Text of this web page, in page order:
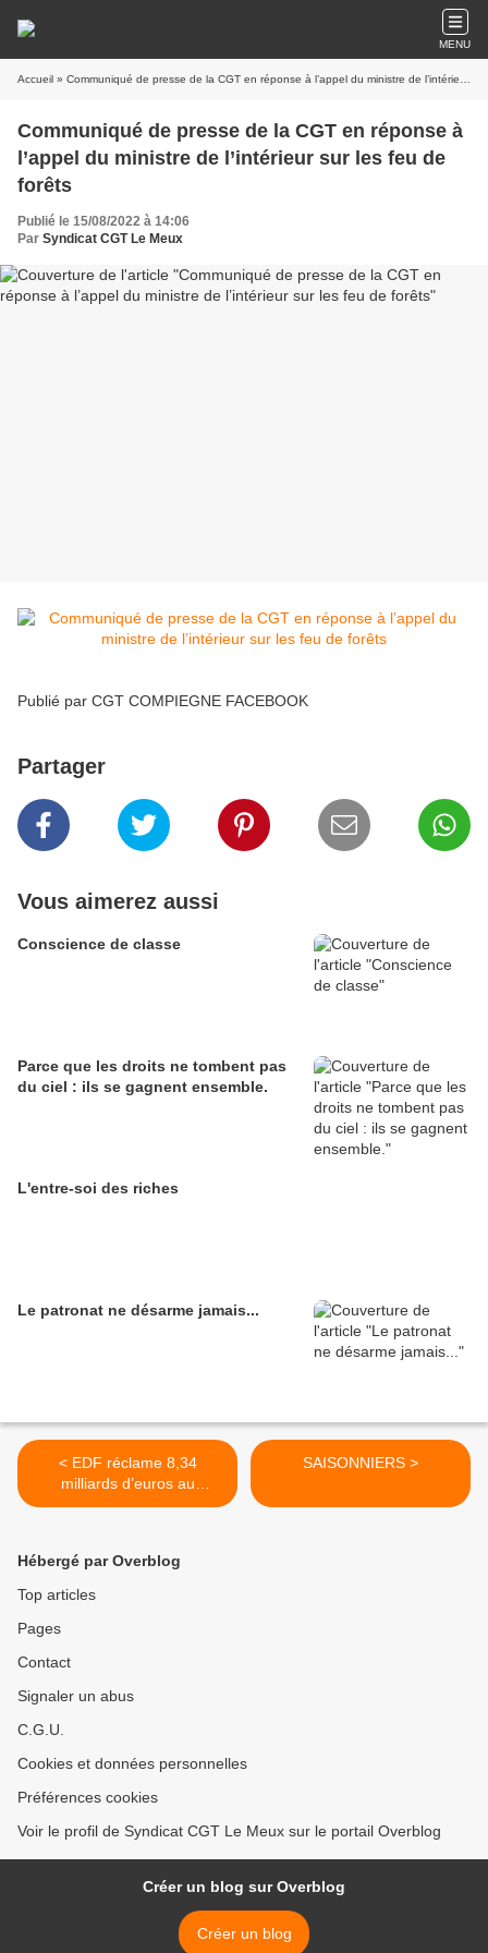
MENU
Accueil » Communiqué de presse de la CGT en réponse à l’appel du ministre de l’intérieur sur les feu de forêts
Communiqué de presse de la CGT en réponse à
l’appel du ministre de l’intérieur sur les feu de
forêts
Publié le 15/08/2022 à 14:06
Par Syndicat CGT Le Meux
Publié par CGT COMPIEGNE FACEBOOK
Partager
Vous aimerez aussi
Conscience de classe
Parce que les droits ne tombent pas
du ciel : ils se gagnent ensemble.
L'entre-soi des riches
Le patronat ne désarme jamais...
< EDF réclame 8,34
milliards d’euros au
gouvernement !
SAISONNIERS >
Hébergé par Overblog
Top articles
Pages
Contact
Signaler un abus
C.G.U.
Cookies et données personnelles
Préférences cookies
Voir le profil de Syndicat CGT Le Meux sur le portail Overblog
Créer un blog sur Overblog
Créer un blog